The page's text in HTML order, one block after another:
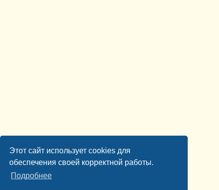
Этот сайт использует cookies для
обеспечения своей корректной работы.
Подробнее